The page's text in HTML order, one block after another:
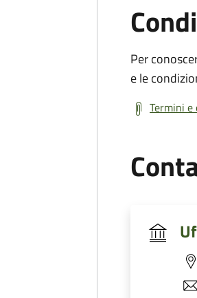
Per
e le
Termini e